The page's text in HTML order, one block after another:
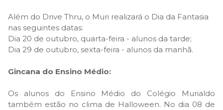
Além do Drive Thru, o Muri realizará o Dia da Fantasia
nas seguintes datas:
Dia 20 de outubro, quarta-feira - alunos da tarde;
Dia 29 de outubro, sexta-feira - alunos da manhã.
Gincana do Ensino Médio:
Os alunos do Ensino Médio do Colégio Murialdo
também estão no clima de Halloween. No dia 08 de